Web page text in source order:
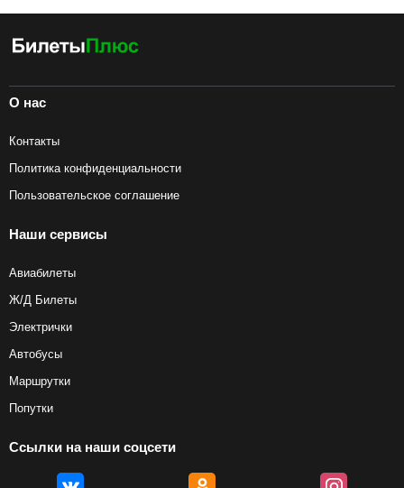
О нас
Контакты
Политика конфиденциальности
Пользовательское соглашение
Наши сервисы
Авиабилеты
Ж/Д Билеты
Электрички
Автобусы
Маршрутки
Попутки
Ссылки на наши соцсети